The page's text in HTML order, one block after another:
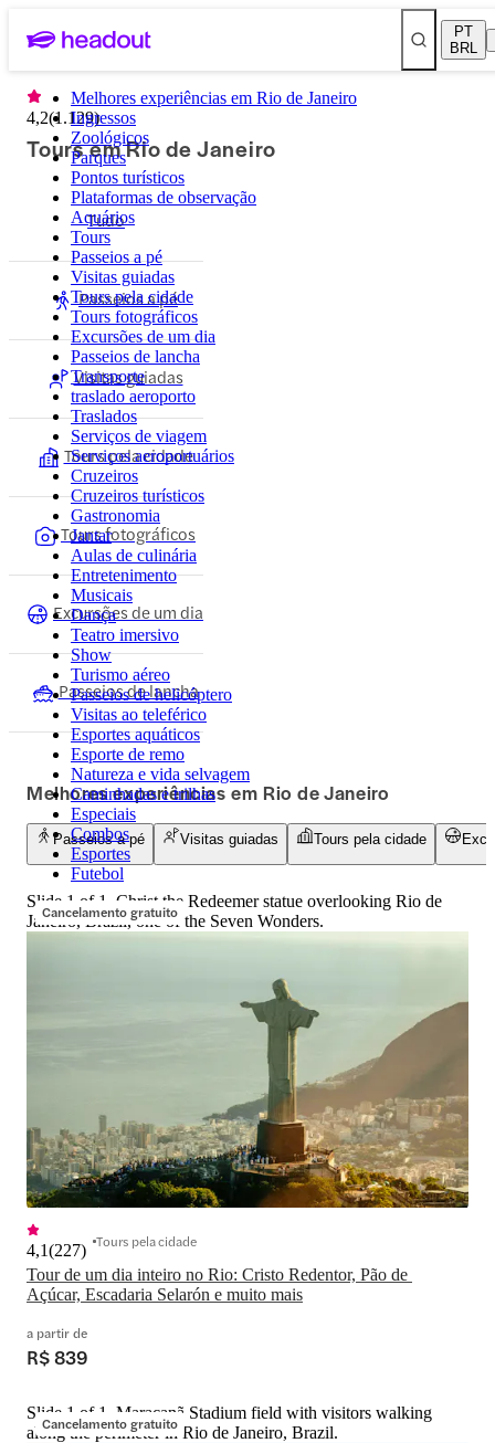
PT
BRL
Melhores experiências em Rio de Janeiro
Ingressos
Zoológicos
Parques
Pontos turísticos
Plataformas de observação
Aquários
Tours
Passeios a pé
Visitas guiadas
Tours pela cidade
Tours fotográficos
Excursões de um dia
Passeios de lancha
Transporte
traslado aeroporto
Traslados
Serviços de viagem
Serviços aeroportuários
Cruzeiros
Cruzeiros turísticos
Gastronomia
Jantar
Aulas de culinária
Entretenimento
Musicais
Dança
Teatro imersivo
Show
Turismo aéreo
Passeios de helicóptero
Visitas ao teleférico
Esportes aquáticos
Esporte de remo
Natureza e vida selvagem
Caminhadas e trilhas
Especiais
Combos
Esportes
Futebol
4,2(1.129)
Tours em Rio de Janeiro
Tudo
Passeios a pé
Visitas guiadas
Tours pela cidade
Tours fotográficos
Excursões de um dia
Passeios de lancha
Melhores experiências em Rio de Janeiro
Passeios a pé Visitas guiadas Tours pela cidade
Cancelamento gratuito
Slide 1 of 1, Christ the Redeemer statue overlooking Rio de
Janeiro, Brazil, one of the Seven Wonders.
Tour de um dia inteiro no Rio: Cristo Redentor, Pão de
Açúcar, Escadaria Selarón e muito mais
4,1(227) Tours pela cidade
a partir de
R$ 839
Cancelamento gratuito
Slide 1 of 1, Maracanã Stadium field with visitors walking
along the perimeter in Rio de Janeiro, Brazil.